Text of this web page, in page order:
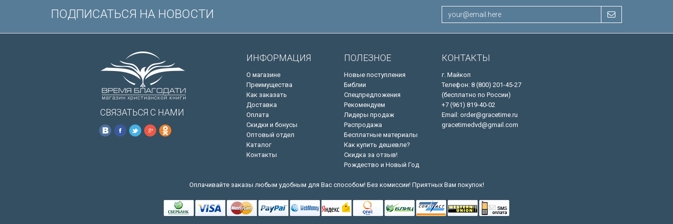
ПОДПИСАТЬСЯ НА НОВОСТИ
СВЯЗАТЬСЯ С НАМИ
ИНФОРМАЦИЯ
О магазине
Преимущества
Как заказать
Доставка
Оплата
Скидки и бонусы
Оптовый отдел
Каталог
Контакты
ПОЛЕЗНОЕ
Новые поступления
Библии
Спецпредложения
Рекомендуем
Лидеры продаж
Распродажа
Бесплатные материалы
Как купить дешевле?
Скидка за отзыв!
Рождество и Новый Год
КОНТАКТЫ
г. Майкоп
Телефон: 8 (800) 201-45-27
(бесплатно по России)
+7 (961) 819-40-02
Email: order@gracetime.ru
gracetimedvd@gmail.com
Оплачивайте заказы любым удобным для Вас способом! Без комиссии! Приятных Вам покупок!